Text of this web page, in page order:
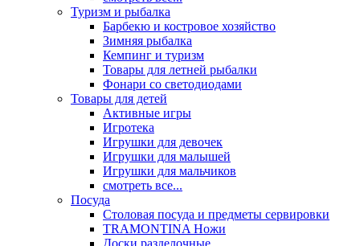
Туризм и рыбалка
Барбекю и костровое хозяйство
Зимняя рыбалка
Кемпинг и туризм
Товары для летней рыбалки
Фонари со светодиодами
Товары для детей
Активные игры
Игротека
Игрушки для девочек
Игрушки для малышей
Игрушки для мальчиков
смотреть все...
Посуда
Столовая посуда и предметы сервировки
TRAMONTINA Ножи
Доски разделочные